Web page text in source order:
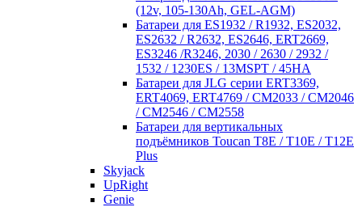
(12v, 105-130Ah, GEL-AGM)
Батареи для ES1932 / R1932, ES2032,
ES2632 / R2632, ES2646, ERT2669,
ES3246 /R3246, 2030 / 2630 / 2932 /
1532 / 1230ES / 13MSPT / 45HA
Батареи для JLG серии ERT3369,
ERT4069, ERT4769 / CM2033 / CM2046
/ CM2546 / CM2558
Батареи для вертикальных
подъёмников Toucan T8E / T10E / T12E
Plus
Skyjack
UpRight
Genie